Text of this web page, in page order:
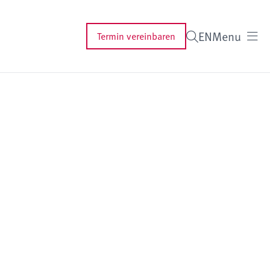
Termin vereinbaren ENMenu